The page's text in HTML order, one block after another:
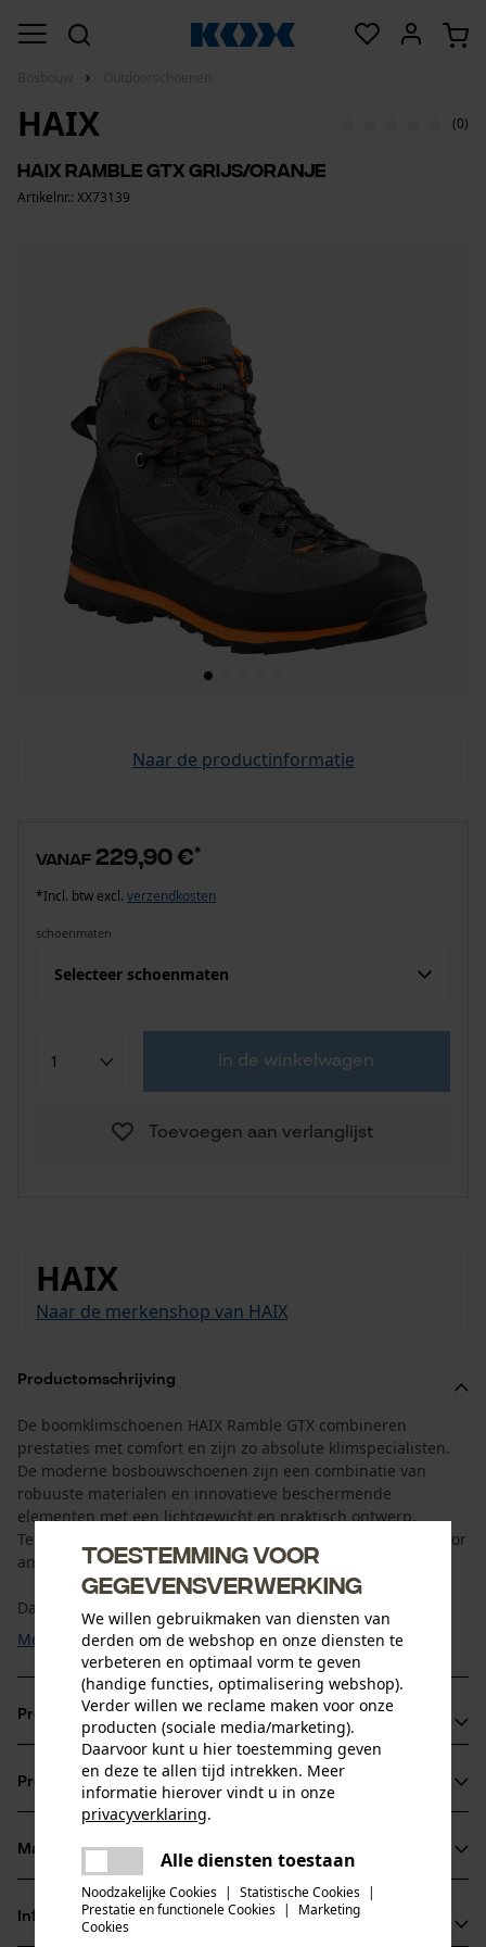
HAIX (0)
HAIX Ramble GTX grijs/oranje
Artikelnr.: XX73139
Naar de productinformatie
vanaf 229,90 €*
*Incl. btw excl. verzendkosten
schoenmaten
Selecteer schoenmaten
in de winkelwagen
Toevoegen aan verlanglijst
HAIX
Naar de merkenshop van HAIX
Productomschrijving
De boomklimschoenen HAIX Ramble GTX combineren
prestaties met comfort en zijn zo absolute klimspecialisten.
De moderne bosbouwschoenen zijn een combinatie van
robuuste materialen en innovatieve beschermende
elementen met een lichtgewicht en praktisch ontwerp.
Tegelijkertijd zijn ze zo veelzijdig dat ze ook geschikt zijn voor
andere outdooractiviteiten.
Dankzij de hoge schacht, het ...
Meer tonen
Productvoordelen
Boomklimschoenen met stabiliteit en flexibiliteit, ideaal
voor klimspecialisten
Perfect ademend vermogen
Stabiele en robuuste, slipvaste VIBRAM®-zool
Productinformatie
Activiteitstype
werken, wandelen
Materiaal & onderhoud
Materiaal
Informatie van de fabrikant
Toestemming voor
gegevensverwerking
We willen gebruikmaken van diensten van
derden om de webshop en onze diensten te
verbeteren en optimaal vorm te geven
(handige functies, optimalisering webshop).
Verder willen we reclame maken voor onze
producten (sociale media/marketing).
Daarvoor kunt u hier toestemming geven
en deze te allen tijd intrekken. Meer
informatie hierover vindt u in onze
privacyverklaring.
Alle diensten toestaan
Noodzakelijke Cookies | Statistische Cookies |
Prestatie en functionele Cookies |
Marketing
Cookies
Er is een fout opgetreden. Gelieve
het opnieuw te proberen.
delen
mail